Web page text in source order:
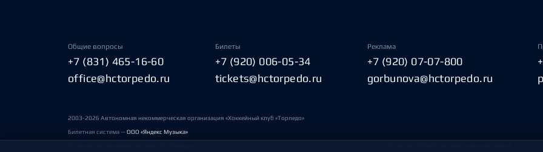
Общие вопросы
+7 (831) 465-16-60
office@hctorpedo.ru
Билеты
+7 (920) 006-05-34
tickets@hctorpedo.ru
Реклама
+7 (920) 07-07-800
gorbunova@hctorpedo.ru
2003-2026 Автономная некоммерческая организация «Хоккейный клуб «Торпедо»
Билетная система —ООО «Яндекс Музыка»